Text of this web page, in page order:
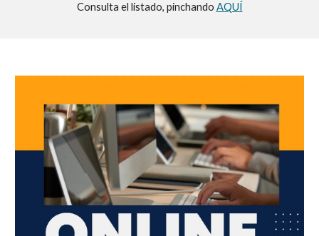
Consulta el listado, pinchando AQUÍ